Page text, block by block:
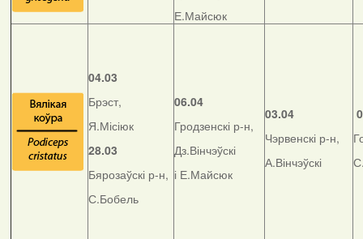
Е.Майсюк
04.03
Брэст,
Я.Місіюк
28.03
Бярозаўскі р-н,
С.Бобель
06.04
Гродзенскі р-н,
Дз.Вінчэўскі
і Е.Майсюк
03.04
Чэрвенскі р-н,
А.Вінчэўскі